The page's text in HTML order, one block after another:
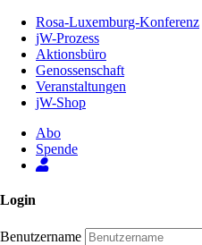
Inhalt
Seite
Rosa-Luxemburg-Konferenz
jW-Prozess
Aktionsbüro
Genossenschaft
Veranstaltungen
jW-Shop
Abo
Spende
Login
Benutzername